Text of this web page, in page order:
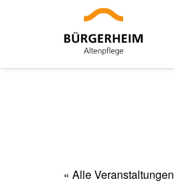
« Alle Veranstaltungen